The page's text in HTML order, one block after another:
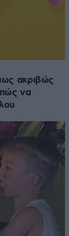
ακριβώς
πώς να